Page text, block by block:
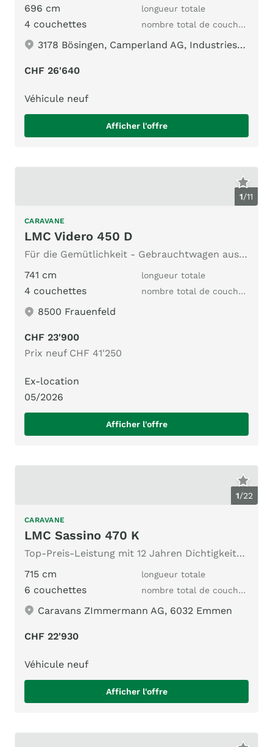
696 cm longueur totale
4 couchettes nombre total de couchages
3178 Bösingen, Camperland AG, Industriestrasse 190
CHF 26'640
Véhicule neuf
Afficher l'offre
1/11
CARAVANE
LMC Videro 450 D
Für die Gemütlichkeit - Gebrauchtwagen aus Vermietung
741 cm
longueur totale
4 couchettes nombre total de couchages
8500 Frauenfeld
CHF 23'900
Prix neuf CHF 41'250
Ex-location
05/2026
Afficher l'offre
1/22
CARAVANE
LMC Sassino 470 K
Top-Preis-Leistung mit 12 Jahren Dichtigkeitsgarantie
715 cm
longueur totale
6 couchettes nombre total de couchages
Caravans ZImmermann AG, 6032 Emmen
CHF 22'930
Véhicule neuf
Afficher l'offre